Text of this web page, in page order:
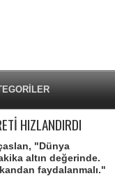
HIZLANDIRDI
"Dünya
altın değerinde.
faydalanmalı."